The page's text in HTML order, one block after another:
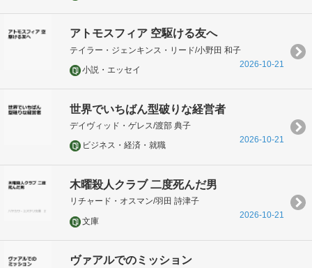
アトモスフィア 空駆ける友へ
テイラー・ジェンキンス・リード/小野田 和子
小説・エッセイ
2026-10-21
世界でいちばん型破りな経営者
デイヴィッド・ゲレス/渡部 典子
ビジネス・経済・就職
2026-10-21
木曜殺人クラブ 二度死んだ男
リチャード・オスマン/羽田 詩津子
文庫
2026-10-21
ヴァアルでのミッション